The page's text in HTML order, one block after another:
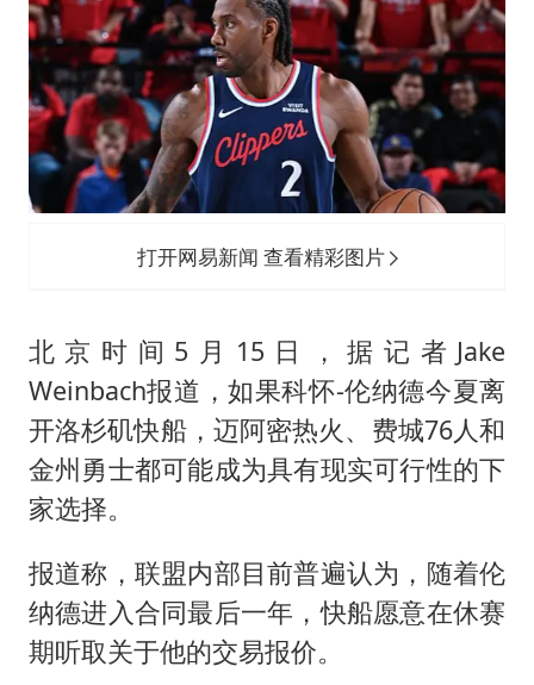
白海豚将正面袭击贯穿浙江
宇树王兴兴被问了360多个问题
上四休三，但降薪1000元，你接受吗？
唐田赛前发布会上引用《孙子兵法》
老挝国会主席赛宋蓬逝世
乐享全民健身 共筑健康中国
打开网易新闻 查看精彩图片
北京时间5月15日，据记者Jake
Weinbach报道，如果科怀-伦纳德今夏离
开洛杉矶快船，迈阿密热火、费城76人和
金州勇士都可能成为具有现实可行性的下
家选择。
报道称，联盟内部目前普遍认为，随着伦
纳德进入合同最后一年，快船愿意在休赛
期听取关于他的交易报价。